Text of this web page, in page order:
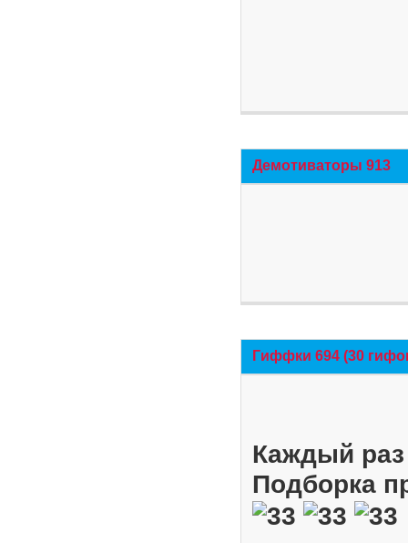
Демотиваторы 913
Гиффки 694 (30
Каждый
Подборка